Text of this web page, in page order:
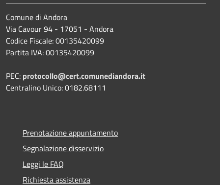
Comune di Andora
Via Cavour 94 - 17051 - Andora
Codice Fiscale: 00135420099
Partita IVA: 00135420099
PEC: protocollo@cert.comunediandora.it
Centralino Unico: 0182.68111
Prenotazione appuntamento
Segnalazione disservizio
Leggi le FAQ
Richiesta assistenza